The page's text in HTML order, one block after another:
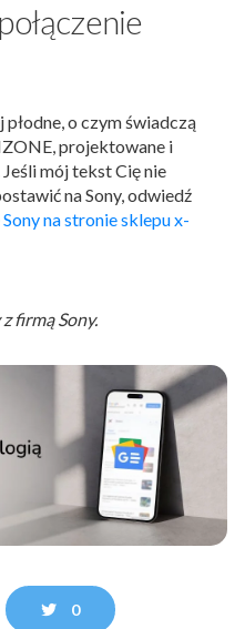
o czym świadczą
projektowane i
mój tekst Cię nie
na Sony, odwiedź
na stronie sklepu x-
firmą Sony.
0